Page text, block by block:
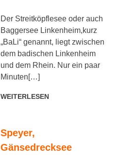
Der Streitköpflesee oder auch
Baggersee Linkenheim,kurz
„BaLi“ genannt, liegt zwischen
dem badischen Linkenheim
und dem Rhein. Nur ein paar
Minuten[…]
WEITERLESEN
Speyer,
Gänsedrecksee